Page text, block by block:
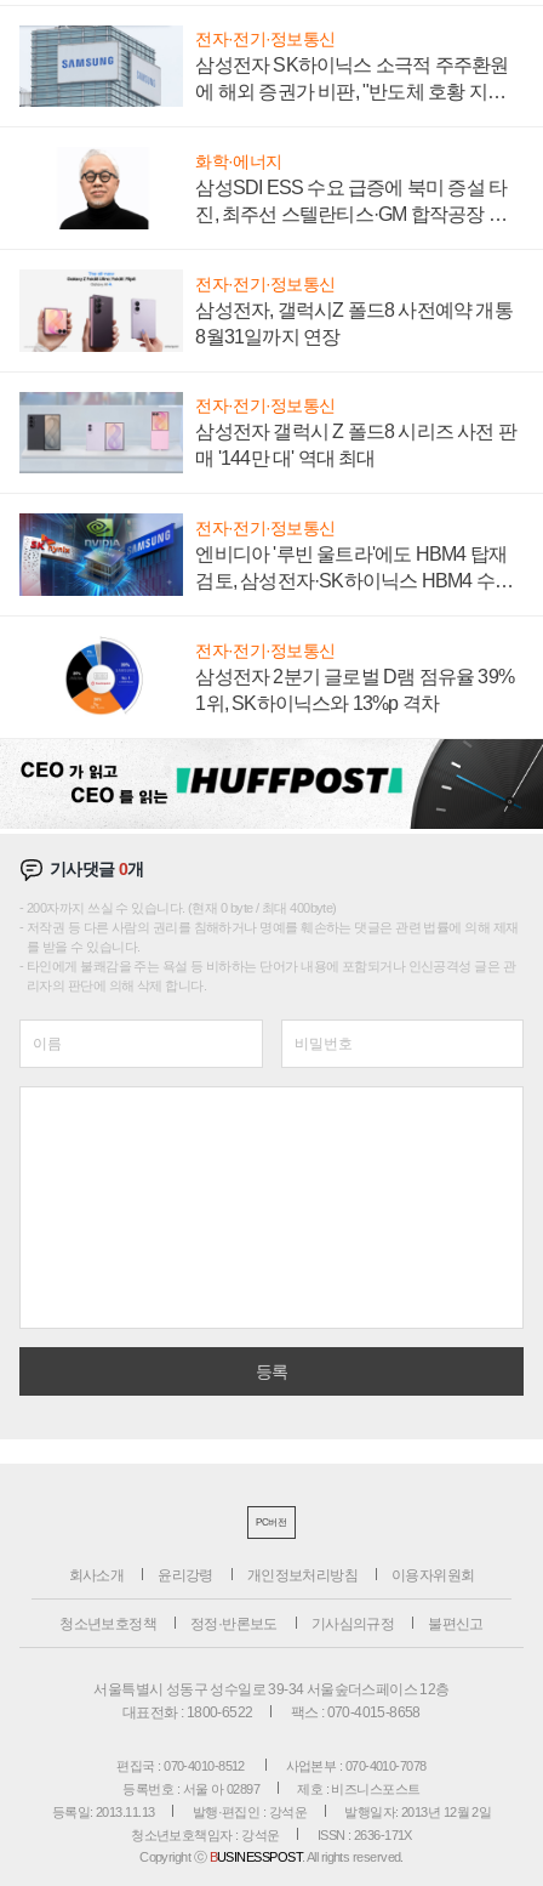
전자·전기·정보통신
삼성전자 SK하이닉스 소극적 주주환원
에 해외 증권가 비판, "반도체 호황 지속
화학·에너지
삼성SDI ESS 수요 급증에 북미 증설 타
진, 최주선 스텔란티스·GM 합작공장 건
전자·전기·정보통신
삼성전자, 갤럭시Z 폴드8 사전예약 개통
8월31일까지 연장
전자·전기·정보통신
삼성전자 갤럭시 Z 폴드8 시리즈 사전 판
매 '144만 대' 역대 최대
전자·전기·정보통신
엔비디아 '루빈 울트라'에도 HBM4 탑재
검토, 삼성전자·SK하이닉스 HBM4 수율
전자·전기·정보통신
삼성전자 2분기 글로벌 D램 점유율 39%
1위, SK하이닉스와 13%p 격차
기사댓글0개
200자까지 쓰실 수 있습니다. (현재 0 byte / 최대 400byte)
저작권 등 다른 사람의 권리를 침해하거나 명예를 훼손하는 댓글은 관련 법률에 의해 제재
를 받을 수 있습니다.
타인에게 불쾌감을 주는 욕설 등 비하하는 단어가 내용에 포함되거나 인신공격성 글은 관
리자의 판단에 의해 삭제 합니다.
PC버전
회사소개 윤리강령 개인정보처리방침 이용자위원회
청소년보호정책 정정·반론보도 기사심의규정 불편신고
서울특별시 성동구 성수일로 39-34 서울숲더스페이스 12층
대표전화 : 1800-6522
팩스 : 070-4015-8658
편집국 : 070-4010-8512
사업본부 : 070-4010-7078
등록번호 : 서울 아 02897
제호 : 비즈니스포스트
등록일: 2013.11.13
발행·편집인 : 강석운
발행일자: 2013년 12월 2일
청소년보호책임자 : 강석운
ISSN : 2636-171X
Copyright ⓒ BUSINESSPOST. All rights reserved.